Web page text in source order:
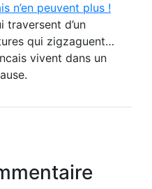
n’en peuvent plus !
traversent d’un
qui zigzaguent…
vivent dans un